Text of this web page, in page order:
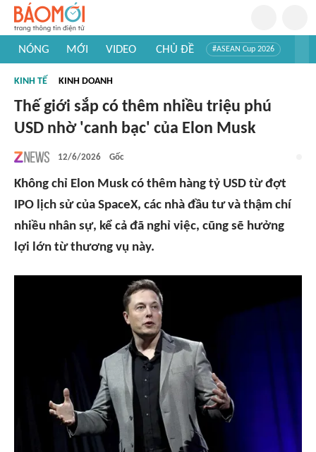
NÓNG MỚI VIDEO CHỦ ĐỀ #ASEAN Cup 2026
#Khám phá thế giới
KINH TẾ KINH DOANH
Thế giới sắp có thêm nhiều triệu phú
USD nhờ 'canh bạc' của Elon Musk
12/6/2026 Gốc
Không chỉ Elon Musk có thêm hàng tỷ USD từ đợt
IPO lịch sử của SpaceX, các nhà đầu tư và thậm chí
nhiều nhân sự, kể cả đã nghỉ việc, cũng sẽ hưởng
lợi lớn từ thương vụ này.